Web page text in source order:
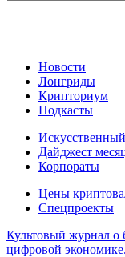
Новости
Лонгриды
Крипториум
Подкасты
Дайджест
Корпораты
Цены
Спецпроекты
Культовый журнал о
цифровой экономике.